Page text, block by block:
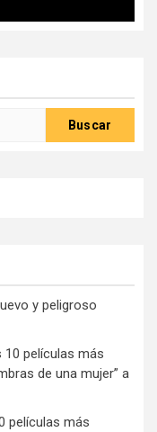
y peligroso
películas más
de una mujer” a
películas más